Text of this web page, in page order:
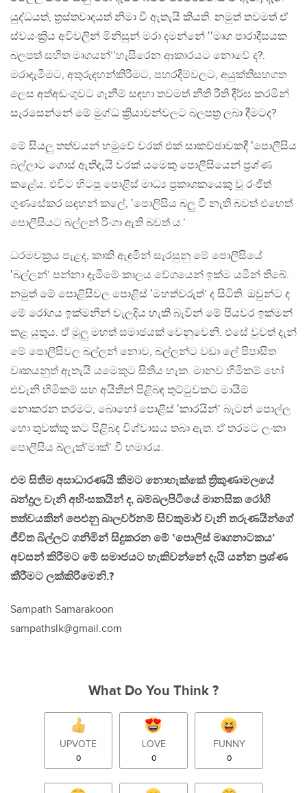
යුද්ධයත්, ත්‍රස්තවාදයත් නිමා වී ඇතැයි කියති. නමුත් තවමත් ඒ
ස්වයංක්‍රිය අවිවලින් මිනිසුන් මරා දමන්නේ ‛‛මෘග පාරාදීසයක
බලපත් සහිත මෘගයන්’’හැසිරෙන ආකාරයට නොවේ ද?.
මරාදැමීමට, අතුරුදහන්කිරීමට, පහරදීම්වලට, අයුක්තිසහගත
ලෙස අත්අඩංගුවට ගැනීම් සඳහා තවමත් නීති රීති දීර්ඝ කරමින්
සැරසෙන්නේ මේ මුග්ධ ක්‍රියාවන්වලට බලපත්‍ර ලබා දීමටද?
මේ සියලු තත්වයන් හමුවේ වරක් එක් සාකච්ඡාවකදී ‛පොලීසිය
බල්ලාට ගොස් ඇතිදැයි වරක් යමෙකු පොලීසියෙන් ප්‍රශ්ණ
කළේය. එවිට හිටපු පොළිස් මාධ්‍ය ප්‍රකාශකයෙකු වූ රංජිත්
ගුණසේකර සඳහන් කලේ, ‛පොලිසිය බලු වී නැති බවත් එහෙත්
පොලීසියට බල්ලන් රිංගා ඇති බවත් ය.’
ධරමචක්‍රය පැළද, කාකි ඇඳුමින් සැරසුනු මේ පොලීසියේ
‛බල්ලන්’ පන්නා දැමීමේ කාලය වේගයෙන් ඉක්ම යමින් තිබේ.
නමුත් මේ පොළිසිවල පොළිස් ‛මහත්වරුත්’ ද සිටිති. ඔවුන්ට ද
මේ රෝගය ඉක්මනින් වැලදිය හැකි බැවින් මේ පියවර ඉක්මන්
කළ යුතුය. ඒ මුලු මහත් සමාජයක් වෙනුවෙනි. එසේ වුවත් දැන්
මේ පොලීසිවල බල්ලන් නොව, බල්ලන්ට වඩා ලේ පිපාසිත
වෘකයනුත් ඇතැයි යමෙකුට සිතිය හැක. මානව හිමිකම් හෝ
එවැනි හිමිකම් සහ අයිතීන් පිළිබඳ තුට්ටුවකට මායිම්
නොකරන තරමට, බොහෝ පොළිස් ‛කාරයින්’ බැටන් පොල්ල
හො තුවක්කු කට පිළිබඳ විශ්වාසය තබා ඇත. ඒ තරමට ලංකා
පොලීසිය බ්ලැක්‛මාක්’ වී හමාරය.
එම සිතීම අසාධාරණයි කීමට නොහැක්කේ ත්‍රිකුණාමලයේ
බන්දුල වැනි අහිංසකයින් ද, බම්බලපිටියේ මානසික රෝගි
තත්වයකින් පෙඑනු බාලවර්නම් සිවකුමාර් වැනි තරුණයින්ගේ
ජීවිත බිල්ලට ගනිමින් සිදුකරන මේ ‛පොලිස් මෘගනාටකය’
අවසන් කිරීමට මේ සමාජයට හැකිවන්නේ දැයි යන්න ප්‍රශ්ණ
කීරීමට ලක්කිරීමෙනි.?
Sampath Samarakoon
sampathslk@gmail.com
What Do You Think ?
UPVOTE
0
LOVE
0
FUNNY
0